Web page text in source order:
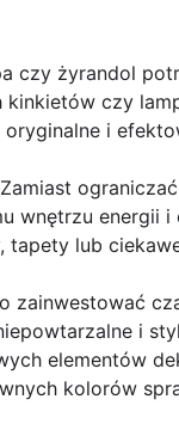
czy żyrandol
czy
i
wnętrzu energii
tapety lub
zainwestować
i
elementów
kolorów